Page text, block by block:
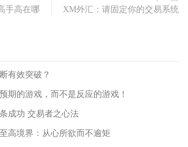
手高在哪
XM外汇：请固定你的交易系统
有效突破？
期的游戏，而不是反应的游戏！
成功 交易者之心法
高境界：从心所欲而不逾矩